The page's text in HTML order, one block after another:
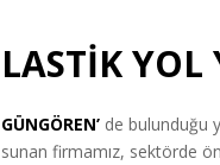
LASTİK
GÜNGÖREN’ de bulunduğu
sunan firmamız, sektörde